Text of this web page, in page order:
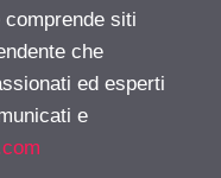
siti
che
ed esperti
e